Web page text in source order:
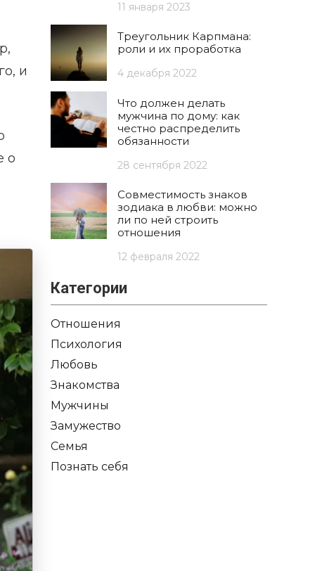
и
о
11 января 2023
Треугольник Карпмана:
роли и их проработка
4 декабря 2022
Что должен делать
мужчина по дому: как
честно распределить
обязанности
28 сентября 2022
Совместимость знаков
зодиака в любви: можно
ли по ней строить
отношения
12 февраля 2022
Категории
Отношения
Психология
Любовь
Знакомства
Мужчины
Замужество
Семья
Познать себя